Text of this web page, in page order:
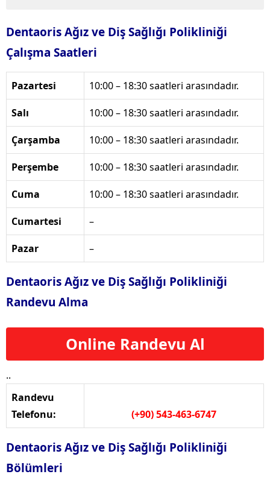
Dentaoris Ağız ve Diş Sağlığı Polikliniği
Çalışma Saatleri
Pazartesi 10:00 – 18:30 saatleri arasındadır.
Salı 10:00 – 18:30 saatleri arasındadır.
Çarşamba 10:00 – 18:30 saatleri arasındadır.
Perşembe 10:00 – 18:30 saatleri arasındadır.
Cuma 10:00 – 18:30 saatleri arasındadır.
Cumartesi –
Pazar –
Dentaoris Ağız ve Diş Sağlığı Polikliniği
Randevu Alma
Online Randevu Al
..
Randevu
Telefonu:
(+90) 543-463-6747
Dentaoris Ağız ve Diş Sağlığı Polikliniği
Bölümleri